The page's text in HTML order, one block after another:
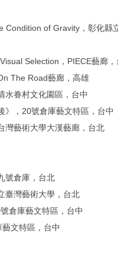
Condition of Gravity，彰化縣
Selection，PIECE藝廊，
The Road藝廊，高雄
水眷村文化園區，台中
》，20號倉庫藝文特區，台中
灣藝術大學大漢藝廊，台北
號倉庫，台北
臺灣藝術大學，台北
倉庫藝文特區，台中
藝文特區，台中